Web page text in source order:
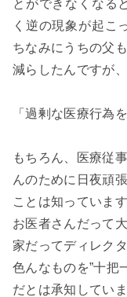
とができなくなる
く逆の現象が起こ
ちなみにうちの父
減らしたんですが
「過剰な医療行為
もちろん、医療従
んのために日夜頑
ことは知っています
お医者さんだって
家だってディレク
色んなものを”十把
だとは承知していま